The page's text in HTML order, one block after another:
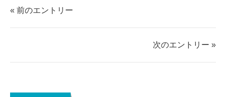
す
す
« 前のエントリー
次のエントリー »